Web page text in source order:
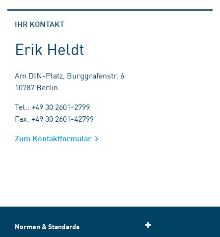
IHR KONTAKT
Erik Heldt
Am DIN-Platz, Burggrafenstr. 6
10787 Berlin
Tel.: +49 30 2601-2799
Fax: +49 30 2601-42799
Zum Kontaktformular
Normen & Standards